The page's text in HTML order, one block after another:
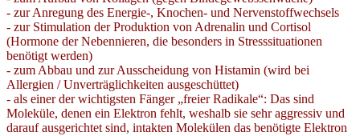
- zur Anregung des Energie-, Knochen- und Nervenstoffwechsels
- zur Stimulation der Produktion von Adrenalin und Cortisol
(Hormone der Nebennieren, die besonders in Stresssituationen
benötigt werden)
- zum Abbau und zur Ausscheidung von Histamin (wird bei
Allergien / Unverträglichkeiten ausgeschüttet)
- als einer der wichtigsten Fänger „freier Radikale“: Das sind
Moleküle, denen ein Elektron fehlt, weshalb sie sehr aggressiv und
darauf ausgerichtet sind, intakten Molekülen das benötigte Elektron